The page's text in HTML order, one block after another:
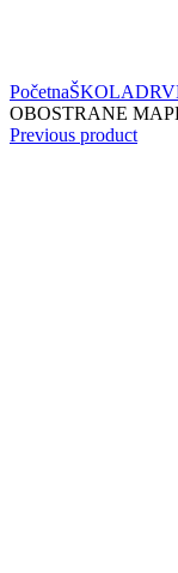
PočetnaŠKOLA
OBOSTRANE
Previous product